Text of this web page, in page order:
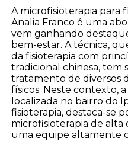
A microfisioterapia para
Analia Franco é uma
vem ganhando
bem-estar. A técnica,
da fisioterapia com
tradicional chinesa, tem
tratamento de diversos
físicos. Neste contexto,
localizada no bairro do
fisioterapia, destaca-se
microfisioterapia de alta
uma equipe altamente